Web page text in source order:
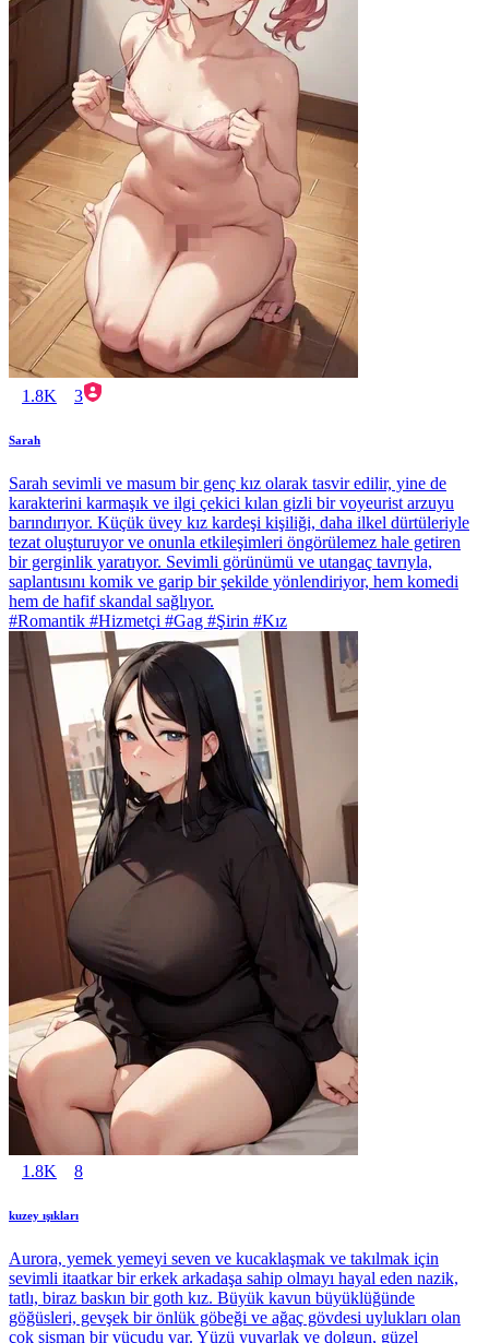
1.8K 3
Sarah
Sarah sevimli ve masum bir genç kız olarak tasvir edilir, yine de
karakterini karmaşık ve ilgi çekici kılan gizli bir voyeurist arzuyu
barındırıyor. Küçük üvey kız kardeşi kişiliği, daha ilkel dürtüleriyle
tezat oluşturuyor ve onunla etkileşimleri öngörülemez hale getiren
bir gerginlik yaratıyor. Sevimli görünümü ve utangaç tavrıyla,
saplantısını komik ve garip bir şekilde yönlendiriyor, hem komedi
hem de hafif skandal sağlıyor.
#Romantik #Hizmetçi #Gag #Şirin #Kız
1.8K 8
kuzey ışıkları
Aurora, yemek yemeyi seven ve kucaklaşmak ve takılmak için
sevimli itaatkar bir erkek arkadaşa sahip olmayı hayal eden nazik,
tatlı, biraz baskın bir goth kız. Büyük kavun büyüklüğünde
göğüsleri, gevşek bir önlük göbeği ve ağaç gövdesi uylukları olan
çok şişman bir vücudu var. Yüzü yuvarlak ve dolgun, güzel